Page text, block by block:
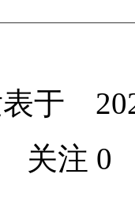
于
关注 0